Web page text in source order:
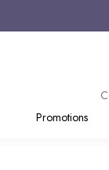
Promotions